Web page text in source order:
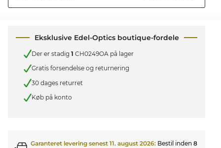
Eksklusive Edel-Optics boutique-fordele
Der er stadig 1 CH0249OA på lager
Gratis forsendelse og returnering
30 dages returret
Køb på konto
Garanteret levering senest 11. august 2026: Bestil inden 8